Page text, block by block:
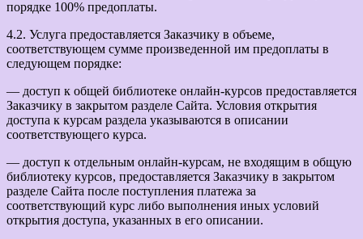
порядке 100% предоплаты.
4.2. Услуга предоставляется Заказчику в объеме,
соответствующем сумме произведенной им предоплаты в
следующем порядке:
— доступ к общей библиотеке онлайн-курсов предоставляется
Заказчику в закрытом разделе Сайта. Условия открытия
доступа к курсам раздела указываются в описании
соответствующего курса.
— доступ к отдельным онлайн-курсам, не входящим в общую
библиотеку курсов, предоставляется Заказчику в закрытом
разделе Сайта после поступления платежа за
соответствующий курс либо выполнения иных условий
открытия доступа, указанных в его описании.